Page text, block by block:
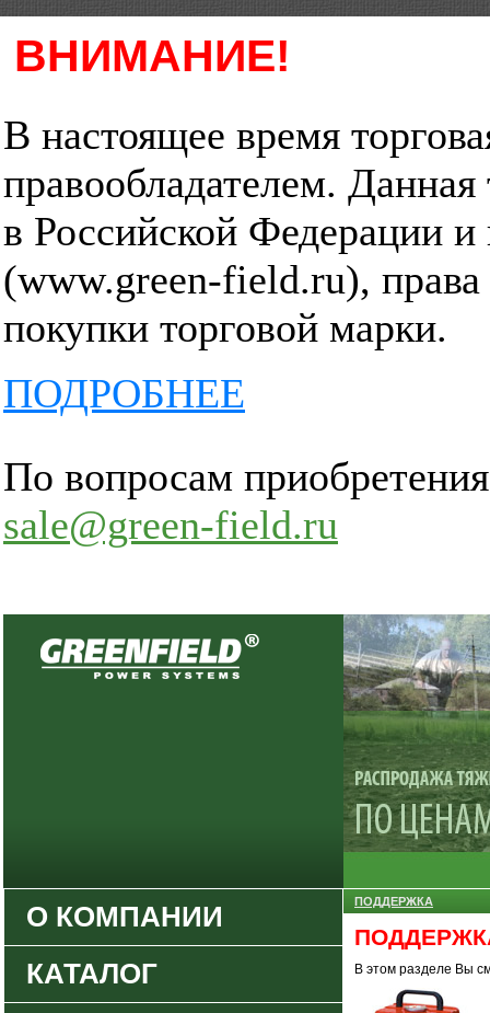
ВНИМАНИЕ!
В настоящее время
правообладателем. Данная
в Российской Федерации и
(www.green-field.ru),
покупки торговой марки.
ПОДРОБНЕЕ
Подробная информация о Торговой марке
Закрыть
По вопросам
sale@green-field.ru
О КОМПАНИИ
КАТАЛОГ
ПОДДЕРЖКА
В этом разделе Вы